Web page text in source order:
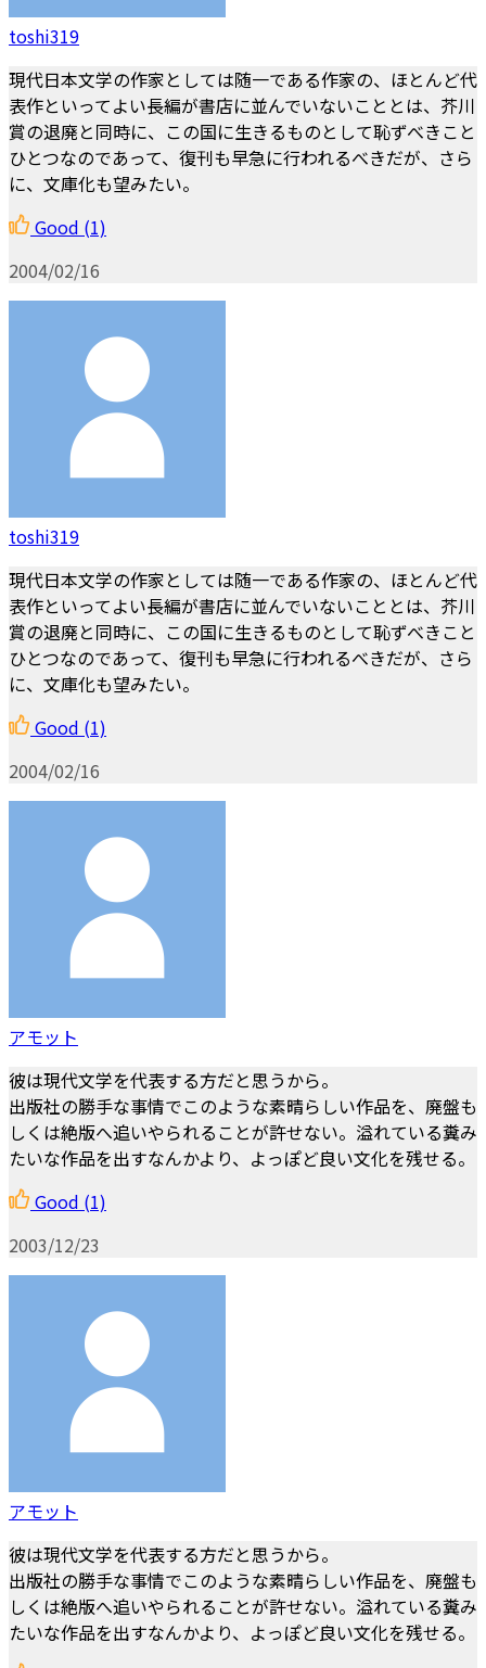
toshi319
現代日本文学の作家としては随一である作家の、ほとんど代
表作といってよい長編が書店に並んでいないこととは、芥川
賞の退廃と同時に、この国に生きるものとして恥ずべきこと
ひとつなのであって、復刊も早急に行われるべきだが、さら
に、文庫化も望みたい。
Good (1)
2004/02/16
toshi319
現代日本文学の作家としては随一である作家の、ほとんど代
表作といってよい長編が書店に並んでいないこととは、芥川
賞の退廃と同時に、この国に生きるものとして恥ずべきこと
ひとつなのであって、復刊も早急に行われるべきだが、さら
に、文庫化も望みたい。
Good (1)
2004/02/16
アモット
彼は現代文学を代表する方だと思うから。
出版社の勝手な事情でこのような素晴らしい作品を、廃盤も
しくは絶版へ追いやられることが許せない。溢れている糞み
たいな作品を出すなんかより、よっぽど良い文化を残せる。
Good (1)
2003/12/23
アモット
彼は現代文学を代表する方だと思うから。
出版社の勝手な事情でこのような素晴らしい作品を、廃盤も
しくは絶版へ追いやられることが許せない。溢れている糞み
たいな作品を出すなんかより、よっぽど良い文化を残せる。